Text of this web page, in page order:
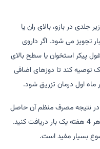
جلدی در بازو، بالای ران یا
انجام آن هر 4 هفته یکبار تجویز می شود. اگر داروی
پیکر استخوان یا سطح بالای
کند تا دوزهای اضافی
اول درمان تزریق شود.
در نتیجه مصرف منظم آن حاصل
می شود. به یاد داشته باشید که باید دارو را هر 4 هفته یک بار دریافت کنید.
بسیار مفید است.